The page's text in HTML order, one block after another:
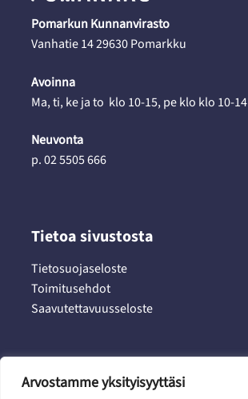
Arvostamme yksityisyyttäsi
Pomarkun Kunnanvirasto
Vanhatie 14 29630 Pomarkku
Avoinna
Ma, ti, ke ja to klo 10-15, pe klo klo 10-14
Neuvonta
p. 02 5505 666
Tietoa sivustosta
Tietosuojaseloste
Toimitusehdot
Saavutettavuusseloste
Sosiaalinen media